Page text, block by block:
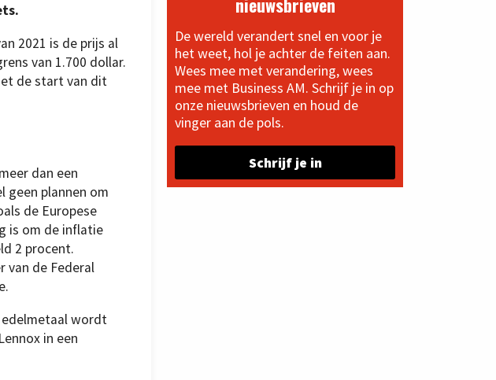
2021 is de prijs al
van 1.700 dollar.
de start van dit
dan een
geen plannen om
de Europese
is om de inflatie
2 procent.
van de Federal
edelmetaal wordt
in een
De wereld verandert snel en voor je
het weet, hol je achter de feiten aan.
Wees mee met verandering, wees
mee met Business AM. Schrijf je in op
onze nieuwsbrieven en houd de
vinger aan de pols.
Schrijf je in